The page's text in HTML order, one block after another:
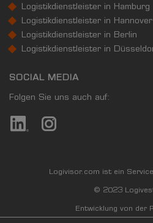
Logistikdienstleister in Hamburg
Logistikdienstleister in Hannover
Logistikdienstleister in Berlin
Logistikdienstleister in
SOCIAL MEDIA
Folgen Sie uns auch auf:
Logivisor.com ist ein
© 2023
Entwicklung von der